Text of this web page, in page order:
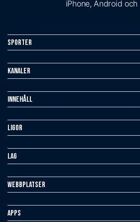
iPhone, Android och
Sporter
Kanaler
Innehåll
Ligor
Lag
Webbplatser
Apps